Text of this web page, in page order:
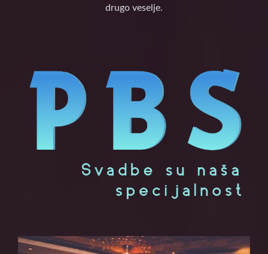
drugo veselje.